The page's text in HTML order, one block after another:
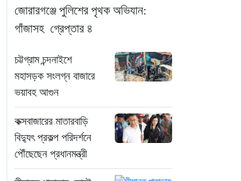
বিএনপির দুটি মনোনয়নপত্র
সংগ্রহ”
যুক্তরাষ্ট্রের সামনে ইরানের
৬ শর্ত: তবেই খুলবে হরমুজ
মহাস্থানগড়ে নির্মাণে
স্থিতাবস্থা বজায় রাখার
নির্দেশ, আপিলের অনুমতি
জোরারগঞ্জে পুলিশের পৃথক অভিযান:
গাঁজাসহ গ্রেপ্তার ৪
চট্টগ্রাম চন্দনাইশে
মহাসড়ক সংলগ্ন বাজারে
ভয়াবহ আগুন
কক্সবাজারের মাতারবাড়ি
বিদ্যুৎ প্রকল্প পরিদর্শনে
পৌঁছেছেন প্রধানমন্ত্রী